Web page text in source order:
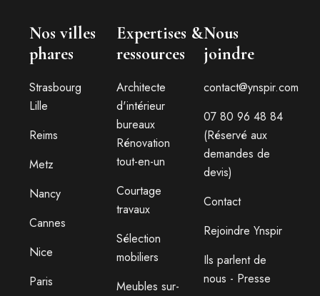
Nos villes
phares
Strasbourg
Lille
Reims
Metz
Nancy
Cannes
Nice
Paris
Expertises &
ressources
Architecte
d'intérieur
bureaux
Rénovation
tout-en-un
Courtage
travaux
Sélection
mobiliers
Meubles sur-
Nous
joindre
contact@ynspir.com
07 80 96 48 84
(Réservé aux
demandes de
devis)
Contact
Rejoindre Ynspir
Ils parlent de
nous - Presse